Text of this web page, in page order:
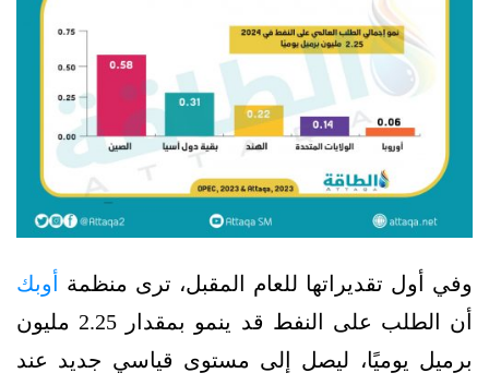
وفي أول تقديراتها للعام المقبل، ترى منظمة
أوبك
أن الطلب على النفط قد ينمو بمقدار 2.25 مليون
برميل يوميًا، ليصل إلى مستوى قياسي جديد عند